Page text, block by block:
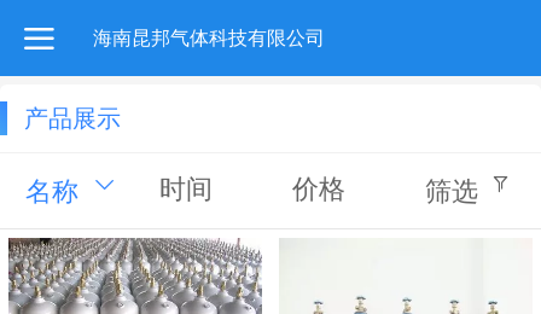
海南昆邦气体科技有限公司
产品展示
名称 时间 价格 筛选